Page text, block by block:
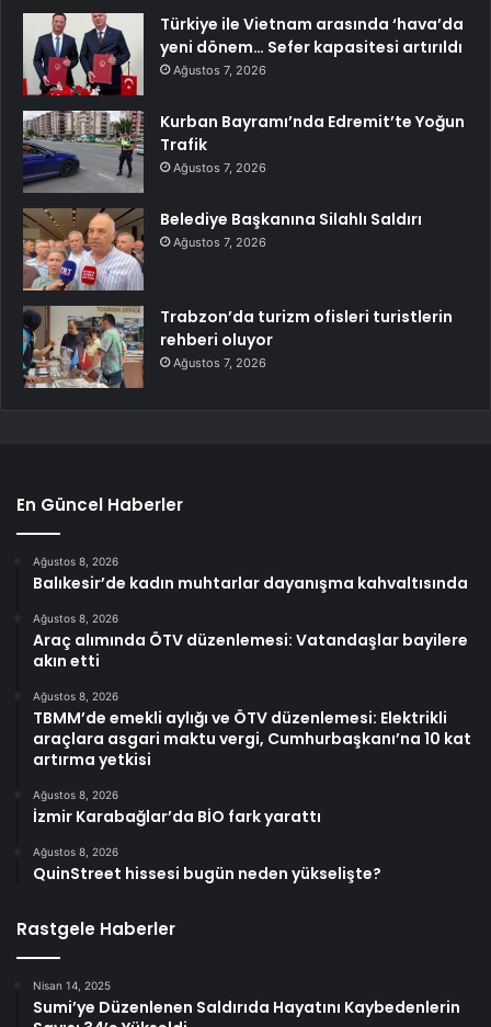
Türkiye ile Vietnam arasında ‘hava’da
yeni dönem… Sefer kapasitesi artırıldı
Ağustos 7, 2026
Kurban Bayramı’nda Edremit’te Yoğun
Trafik
Ağustos 7, 2026
Belediye Başkanına Silahlı Saldırı
Ağustos 7, 2026
Trabzon’da turizm ofisleri turistlerin
rehberi oluyor
Ağustos 7, 2026
En Güncel Haberler
Ağustos 8, 2026
Balıkesir’de kadın muhtarlar dayanışma kahvaltısında
Ağustos 8, 2026
Araç alımında ÖTV düzenlemesi: Vatandaşlar bayilere
akın etti
Ağustos 8, 2026
TBMM’de emekli aylığı ve ÖTV düzenlemesi: Elektrikli
araçlara asgari maktu vergi, Cumhurbaşkanı’na 10 kat
artırma yetkisi
Ağustos 8, 2026
İzmir Karabağlar’da BİO fark yarattı
Ağustos 8, 2026
QuinStreet hissesi bugün neden yükselişte?
Rastgele Haberler
Nisan 14, 2025
Sumi’ye Düzenlenen Saldırıda Hayatını Kaybedenlerin